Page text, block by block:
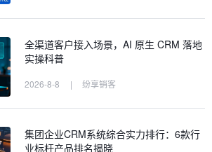
全渠道客户接入场景，AI 原生 CRM 落地
实操科普
2026-8-8 | 纷享销客
集团企业CRM系统综合实力排行：6款行
业标杆产品排名揭晓